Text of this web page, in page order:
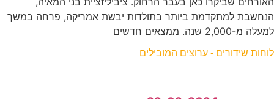
הנחשבת למתקדמת ביותר בתולדות יבשת אמריקה, פרחה במשך
למעלה מ-2,000 שנה. ממצאים חדשים
לוחות שידורים - ערוצים המובילים